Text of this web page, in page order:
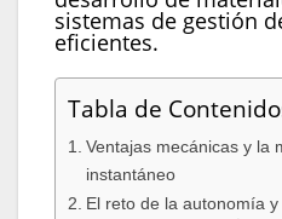
sistemas de gestión
eficientes.
Tabla de
Ventajas mecánicas y la
instantáneo
El reto de la autonomía